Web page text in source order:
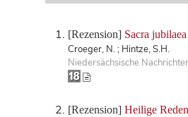
[Rezension] Sacra
Croeger, N. ; Hintze, S.H.
Niedersächsische
[Rezension] Heilige